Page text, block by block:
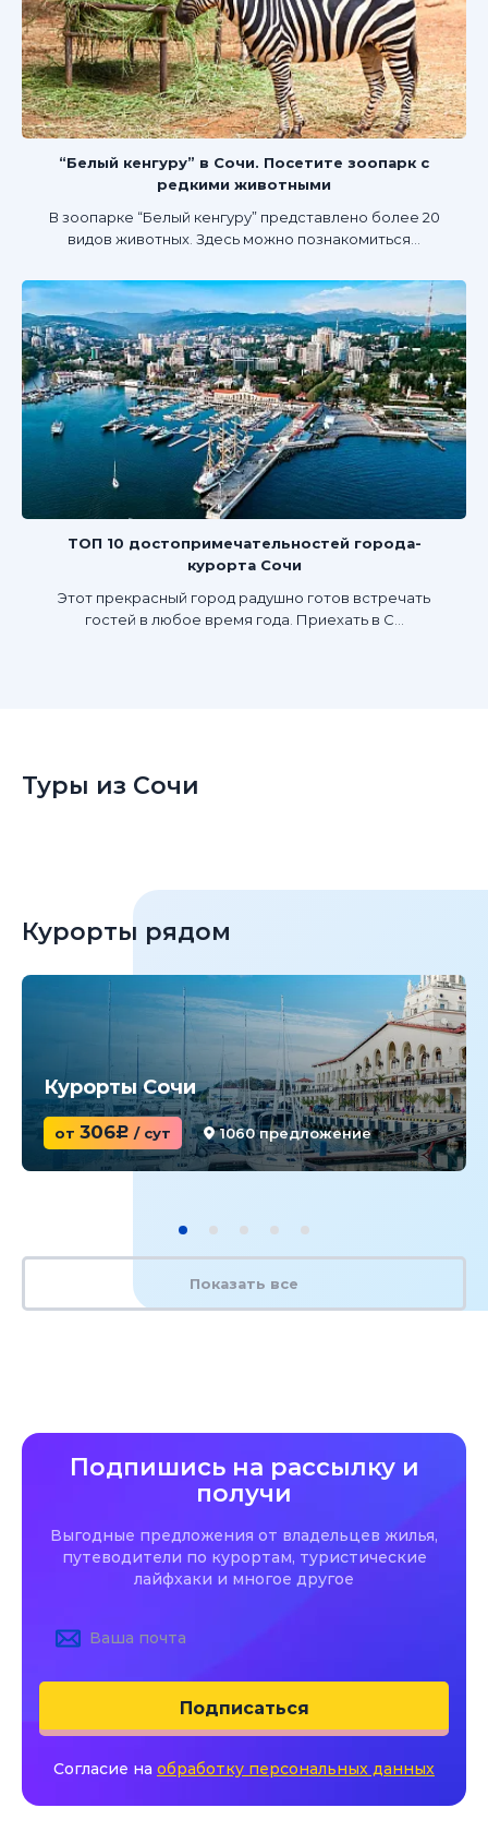
“Белый кенгуру” в Сочи. Посетите зоопарк с
редкими животными
В зоопарке “Белый кенгуру” представлено более 20
видов животных. Здесь можно познакомиться...
ТОП 10 достопримечательностей города-
курорта Сочи
Этот прекрасный город радушно готов встречать
гостей в любое время года. Приехать в С...
Туры из Сочи
Курорты рядом
Курорты Сочи
от 306c / сут 1060 предложение
Показать все
Подпишись на рассылку и
получи
Выгодные предложения от владельцев жилья,
путеводители по курортам, туристические
лайфхаки и многое другое
Подписаться
Согласие на обработку персональных данных